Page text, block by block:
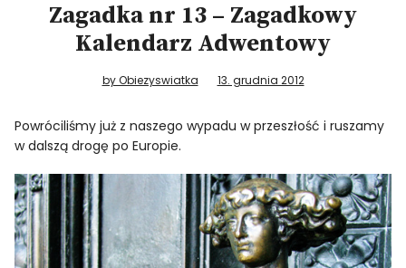
Niezwyczajne ściany
Dom na kółkach
Zagadka nr 13 – Zagadkowy
Kalendarz Adwentowy
by Obiezyswiatka 13. grudnia 2012
Powróciliśmy już z naszego wypadu w przeszłość i ruszamy
w dalszą drogę po Europie.